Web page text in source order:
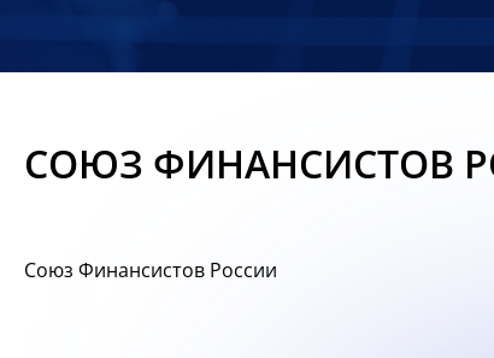
СОЮЗ ФИНАНСИСТОВ
Союз Финансистов России